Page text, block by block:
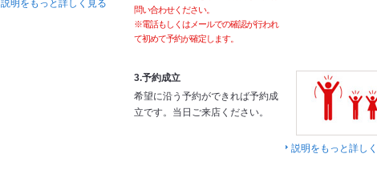
説明をもっと詳しく見る
問い合わせください。
※電話もしくはメールでの確認が行われ
て初めて予約が確定します。
3.予約成立
希望に沿う予約ができれば予約成
立です。当日ご来店ください。
説明をもっと詳し